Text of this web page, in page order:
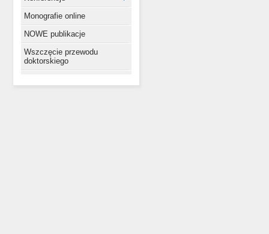
Monografie online
NOWE publikacje
Wszczęcie przewodu
doktorskiego